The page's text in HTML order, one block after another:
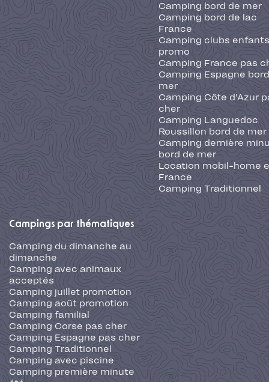
Camping bord de mer
Camping bord de lac
France
Camping clubs
promo
Camping France pas
Camping Espagne
mer
Camping Côte d'Azur
cher
Camping Languedoc
Roussillon bord de mer
Camping dernière
bord de mer
Location mobil-home
France
Camping Traditionnel
Campings par thématiques
Camping du dimanche au
dimanche
Camping avec animaux
acceptés
Camping juillet promotion
Camping août promotion
Camping familial
Camping Corse pas cher
Camping Espagne pas cher
Camping Traditionnel
Camping avec piscine
Camping première minute